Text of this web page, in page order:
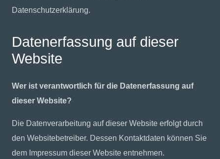
Datenschutzerklärung.
Datenerfassung auf dieser
Website
Wer ist verantwortlich für die Datenerfassung auf
dieser Website?
Die Datenverarbeitung auf dieser Website erfolgt durch
den Websitebetreiber. Dessen Kontaktdaten können Sie
dem Impressum dieser Website entnehmen.